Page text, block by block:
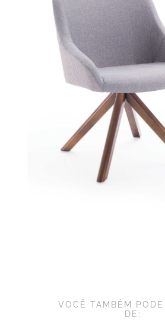
VOCÊ TAMBÉM PODE
DE: